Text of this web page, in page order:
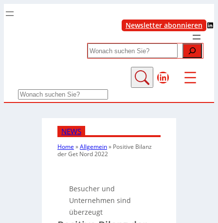
Newsletter abonnieren LinkedIn
Search
LinkedIn
Search
NEWS
Home »Allgemein» Positive Bilanz
der Get Nord 2022
Besucher und
Unternehmen sind
überzeugt